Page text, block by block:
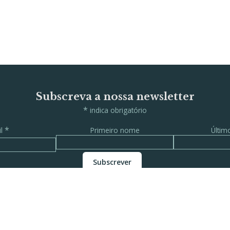
Subscreva a nossa newsletter
* indica obrigatório
* Primeiro nome